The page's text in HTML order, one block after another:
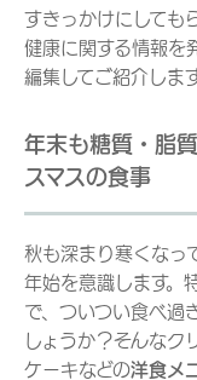
すきっかけにしても
健康に関する情報を
編集してご紹介します
年末も糖質・脂
スマスの食事
秋も深まり寒くなっ
年始を意識します。
で、ついつい食べ過
しょうか？そんなク
ケーキなどの洋食メ